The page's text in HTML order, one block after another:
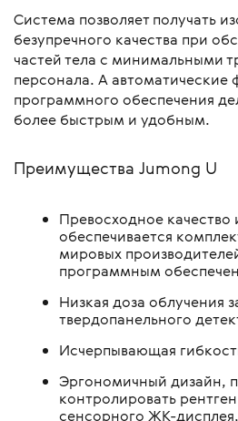
Система позволяет получать
безупречного качества при
частей тела с минимальными
персонала. А автоматические
программного обеспечения
более быстрым и удобным.
Преимущества Jumong U
Превосходное качество
обеспечивается
мировых
программным
Низкая доза облучения
твердопанельного
Исчерпывающая
Эргономичный дизайн,
контролировать
сенсорного ЖК-дисплея,